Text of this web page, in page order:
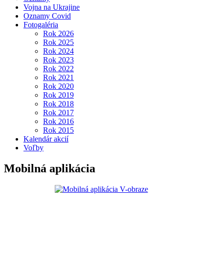
Vojna na Ukrajine
Oznamy Covid
Fotogaléria
Rok 2026
Rok 2025
Rok 2024
Rok 2023
Rok 2022
Rok 2021
Rok 2020
Rok 2019
Rok 2018
Rok 2017
Rok 2016
Rok 2015
Kalendár akcií
Voľby
Mobilná aplikácia